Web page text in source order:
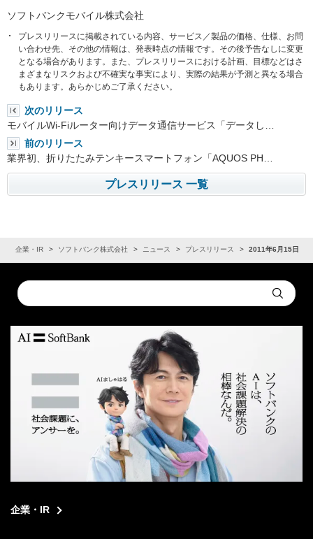
ソフトバンクモバイル株式会社
プレスリリースに掲載されている内容、サービス／製品の価格、仕様、お問
い合わせ先、その他の情報は、発表時点の情報です。その後予告なしに変更
となる場合があります。また、プレスリリースにおける計画、目標などはさ
まざまなリスクおよび不確実な事実により、実際の結果が予測と異なる場合
もあります。あらかじめご了承ください。
次のリリース
モバイルWi-Fiルーター向けデータ通信サービス「データし…
前のリリース
業界初、折りたたみテンキースマートフォン「AQUOS PH…
プレスリリース 一覧
企業・IR ソフトバンク株式会社 ニュース プレスリリース 2011年6月15日
Conduct
a
Submit
企業・IR